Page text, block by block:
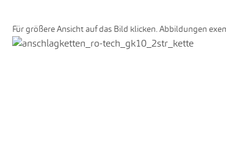
Für größere Ansicht auf das Bild klicken. Abbildungen
Bildergalerie überspringen